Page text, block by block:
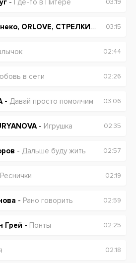
- Где-то в Питере 03:19
Виктория Дайнеко, ORLOVE, СТРЕЛКИН Улетают
03:15
02:44
в сети 02:26
- Давай просто помолчим 03:06
- Игрушка 02:35
- Дальше буду жить 02:57
Реснички 02:19
- Рано говорить 02:59
Грей - Понты 02:25
02:18